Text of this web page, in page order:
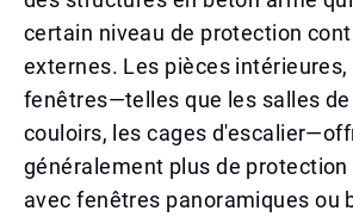
certain niveau de protection
externes. Les pièces
fenêtres—telles que les salles de
couloirs, les cages
généralement plus de protection
avec fenêtres panoramiques ou